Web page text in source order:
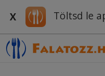
X Töltsd le